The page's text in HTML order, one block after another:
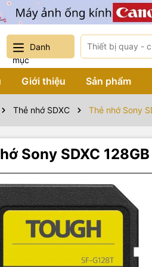
Danh
mục
Giới thiệu Sản phẩm
Thẻ nhớ SDXC Thẻ nhớ Sony
Sony SDXC